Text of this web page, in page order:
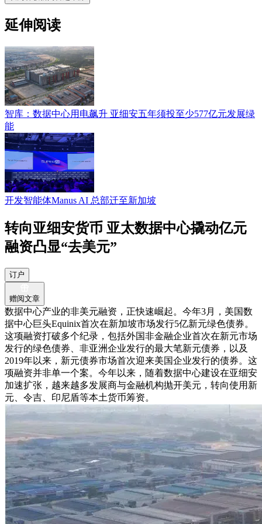
延伸阅读
智库：数据中心用电飙升 亚细安五年须投至少577亿元发展绿
能
开发智能体Manus AI 总部迁至新加坡
转向亚细安货币 亚太数据中心撬动亿元
融资凸显“去美元”
订户
赠阅文章
数据中心产业的非美元融资，正快速崛起。今年3月，美国数
据中心巨头Equinix首次在新加坡市场发行5亿新元绿色债券。
这项融资打破多个纪录，包括外国非金融企业首次在新元市场
发行的绿色债券、非亚洲企业发行的最大笔新元债券，以及
2019年以来，新元债券市场首次迎来美国企业发行的债券。这
项融资并非单一个案。今年以来，随着数据中心建设在亚细安
加速扩张，越来越多发展商与金融机构抛开美元，转向使用新
元、令吉、印尼盾等本土货币筹资。